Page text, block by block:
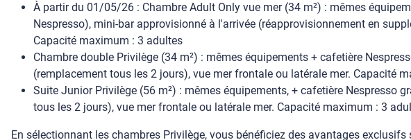
À partir du 01/05/26 : Chambre Adult Only vue mer (34 m²) : mêmes
Nespresso), mini-bar approvisionné à l'arrivée (réapprovisionnement en
Capacité maximum : 3 adultes
Chambre double Privilège (34 m²) : mêmes équipements + cafetière
(remplacement tous les 2 jours), vue mer frontale ou latérale mer. Capacité
Suite Junior Privilège (56 m²) : mêmes équipements, + cafetière
tous les 2 jours), vue mer frontale ou latérale mer. Capacité maximum : 3
En sélectionnant les chambres Privilège, vous bénéficiez des avantages exclusifs